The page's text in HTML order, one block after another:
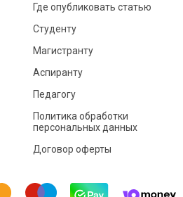
Где опубликовать статью
Студенту
Магистранту
Аспиранту
Педагогу
Политика обработки
персональных данных
Договор оферты